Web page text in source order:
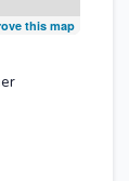
this map